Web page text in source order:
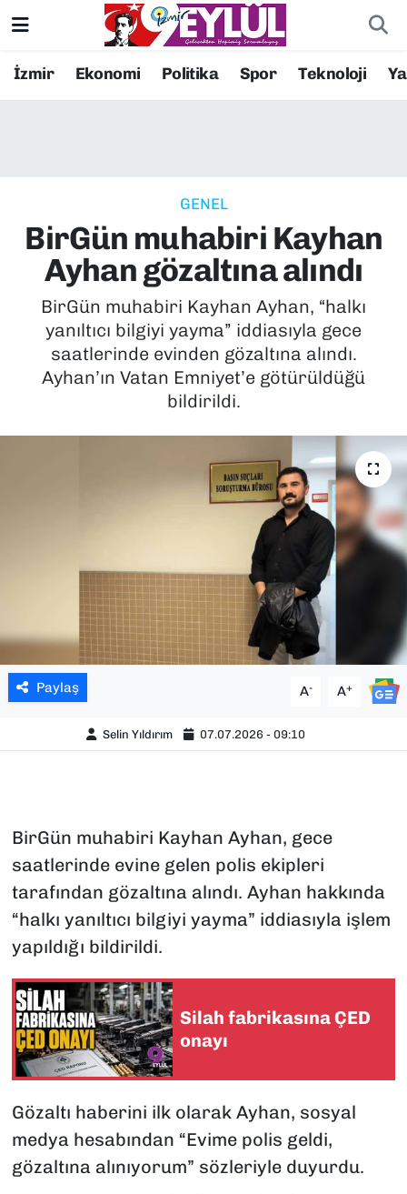
İzmir Ekonomi Politika Spor Teknoloji
GENEL
BirGün muhabiri Kayhan
Ayhan gözaltına alındı
BirGün muhabiri Kayhan Ayhan, “halkı
yanıltıcı bilgiyi yayma” iddiasıyla gece
saatlerinde evinden gözaltına alındı.
Ayhan’ın Vatan Emniyet’e götürüldüğü
bildirildi.
Paylaş A- A+
Selin Yıldırım 07.07.2026 - 09:10
BirGün muhabiri Kayhan Ayhan, gece
saatlerinde evine gelen polis ekipleri
tarafından gözaltına alındı. Ayhan hakkında
“halkı yanıltıcı bilgiyi yayma” iddiasıyla işlem
yapıldığı bildirildi.
Silah fabrikasına ÇED
onayı
Gözaltı haberini ilk olarak Ayhan, sosyal
medya hesabından “Evime polis geldi,
gözaltına alınıyorum” sözleriyle duyurdu.
Resmi İlanlar
EKONOMİ
KÜLTÜR SANAT
MAGAZİN
SAĞLIK
YAŞAM
YEREL YÖNETİMLER
Konak Nöbetçi Eczaneler
Süper Lig Puan Durumu ve Fikstür
Tüm Manşetler
Son Dakika Haberleri
Haber Arşivi